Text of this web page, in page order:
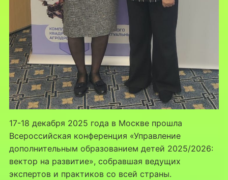
17-18 декабря 2025 года в Москве прошла
Всероссийская конференция «Управление
дополнительным образованием детей 2025/2026:
вектор на развитие», собравшая ведущих
экспертов и практиков со всей страны.